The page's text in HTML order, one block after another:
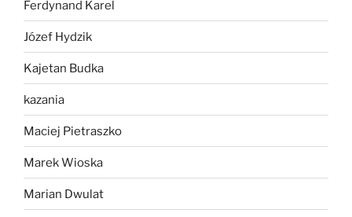
Ferdynand Karel
Józef Hydzik
Kajetan Budka
kazania
Maciej Pietraszko
Marek Wioska
Marian Dwulat